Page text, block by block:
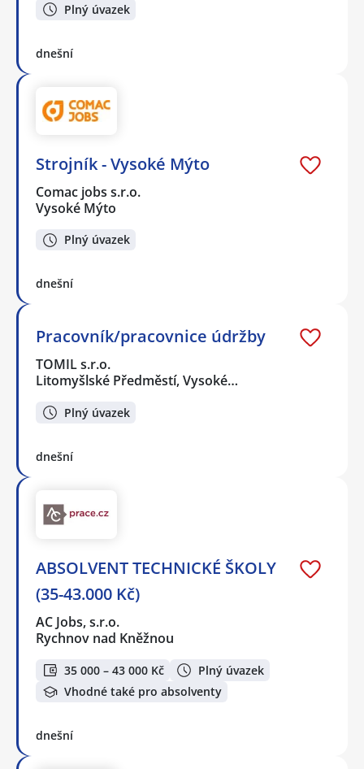
Plný úvazek
dnešní
Strojník - Vysoké Mýto
Comac jobs s.r.o.
Vysoké Mýto
Plný úvazek
dnešní
Pracovník/pracovnice údržby
TOMIL s.r.o.
Litomyšlské Předměstí, Vysoké…
Plný úvazek
dnešní
ABSOLVENT TECHNICKÉ ŠKOLY
(35-43.000 Kč)
AC Jobs, s.r.o.
Rychnov nad Kněžnou
35 000 – 43 000 Kč
Plný úvazek
Vhodné také pro absolventy
dnešní